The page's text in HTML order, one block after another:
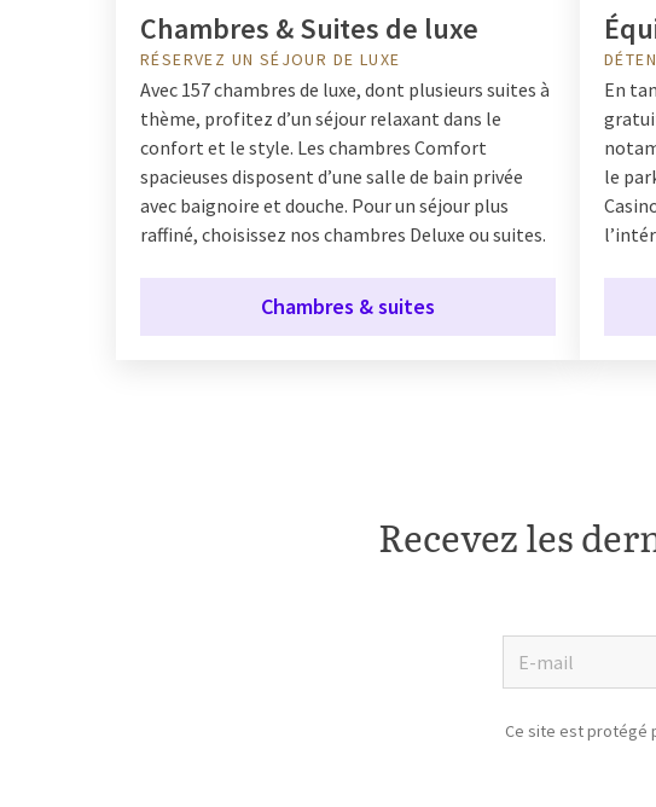
Chambres & Suites de luxe
RÉSERVEZ UN SÉJOUR DE LUXE
Avec 157 chambres de luxe, dont plusieurs suites à
thème, profitez d’un séjour relaxant dans le
confort et le style. Les chambres Comfort
spacieuses disposent d’une salle de bain privée
avec baignoire et douche. Pour un séjour plus
raffiné, choisissez nos chambres Deluxe ou suites.
Chambres & suites
En
le
Recevez les
Ce site est protégé